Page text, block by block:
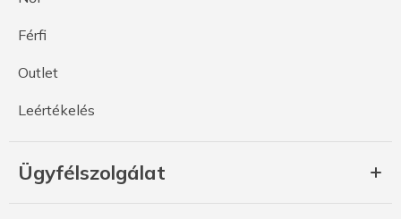
Férfi
Outlet
Leértékelés
Ügyfélszolgálat